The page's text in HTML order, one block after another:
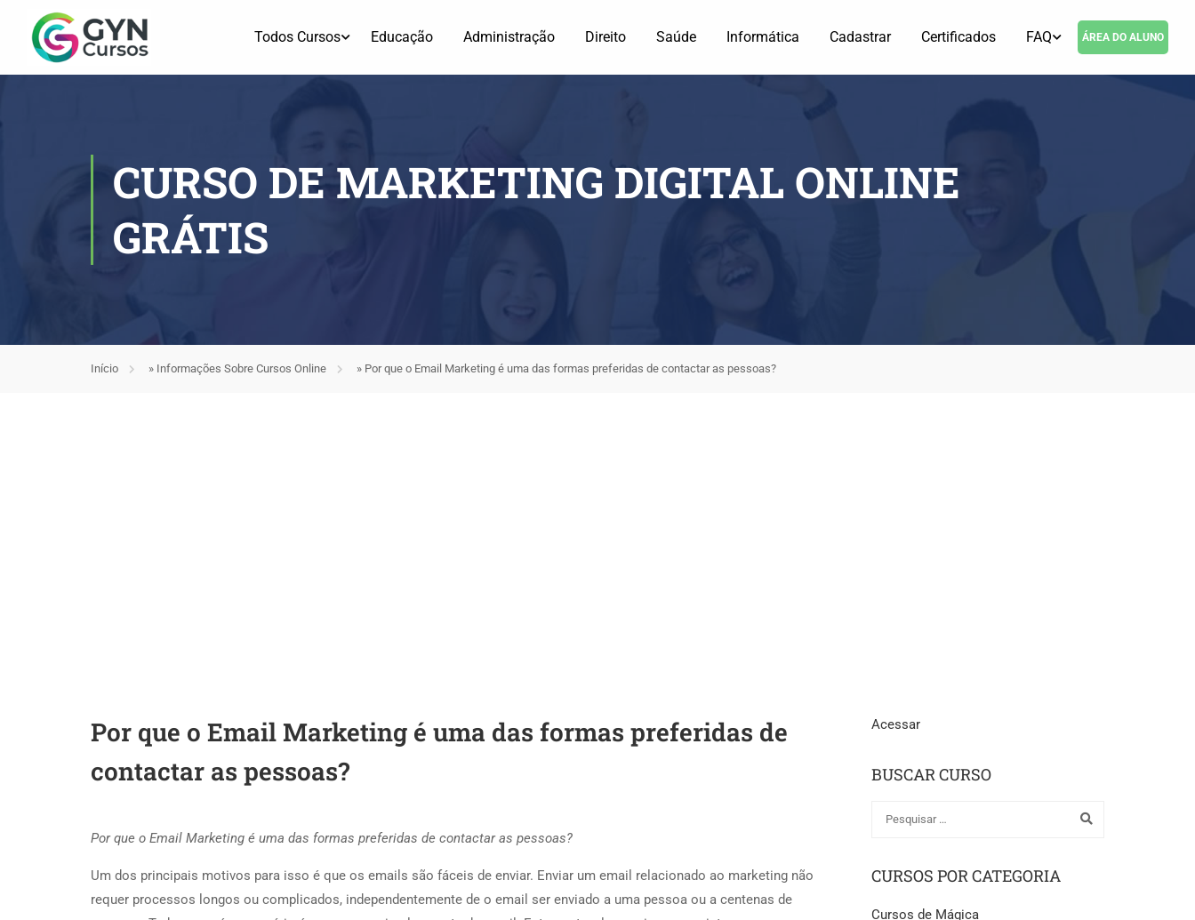
Todos Cursos Educação Administração Direito Saúde Informática Cadastrar Certificados FAQ ÁREA DO ALUNO
CURSO DE MARKETING DIGITAL ONLINE
GRÁTIS
Início » Informações Sobre Cursos Online » Por que o Email Marketing é uma das formas preferidas de contactar as pessoas?
Por que o Email Marketing é uma das formas preferidas de
contactar as pessoas?
Por que o Email Marketing é uma das formas preferidas de contactar as pessoas?
Um dos principais motivos para isso é que os emails são fáceis de enviar. Enviar um email relacionado ao marketing não
requer processos longos ou complicados, independentemente de o email ser enviado a uma pessoa ou a centenas de
Acessar
BUSCAR CURSO
CURSOS POR CATEGORIA
Cursos de Mágica